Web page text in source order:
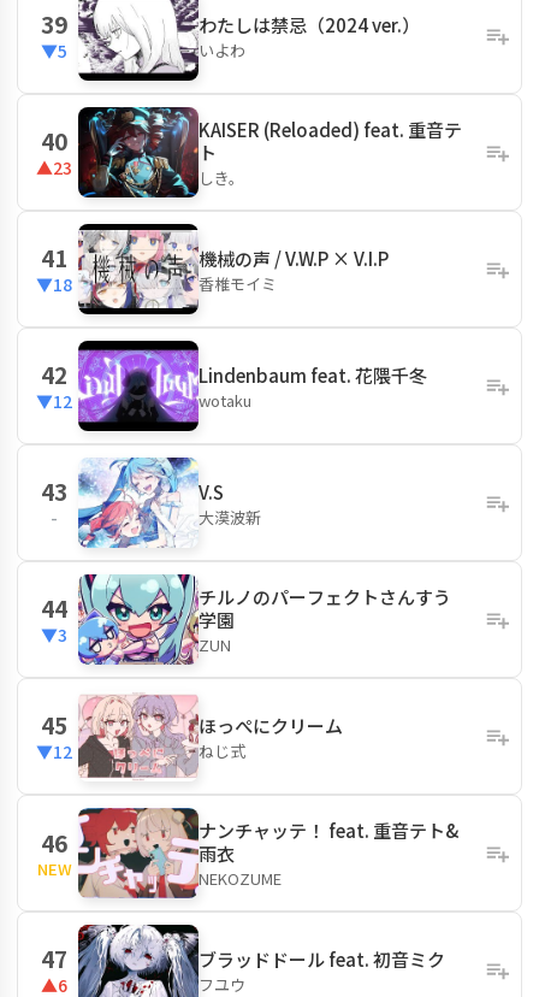
39
▼5
わたしは禁忌（2024 ver.）
いよわ
40
▲23
KAISER (Reloaded) feat. 重音テ
ト
しき。
41
▼18
機械の声 / V.W.P × V.I.P
香椎モイミ
42
▼12
Lindenbaum feat. 花隈千冬
wotaku
43
-
V.S
大漠波新
44
▼3
チルノのパーフェクトさんすう
学園
ZUN
45
▼12
ほっぺにクリーム
ねじ式
46
NEW
ナンチャッテ！ feat. 重音テト&
雨衣
NEKOZUME
47
▲6
ブラッドドール feat. 初音ミク
フユウ